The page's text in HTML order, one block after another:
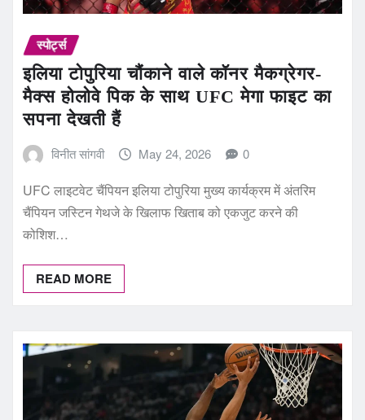
स्पोर्ट्स
इलिया टोपुरिया चौंकाने वाले कॉनर मैकग्रेगर-
मैक्स होलोवे पिक के साथ UFC मेगा फाइट का
सपना देखती हैं
विनीत सांगवी May 24, 2026 0
UFC लाइटवेट चैंपियन इलिया टोपुरिया मुख्य कार्यक्रम में अंतरिम
चैंपियन जस्टिन गेथजे के खिलाफ खिताब को एकजुट करने की
कोशिश…
READ MORE